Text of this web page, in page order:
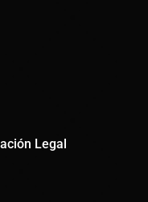
Legal